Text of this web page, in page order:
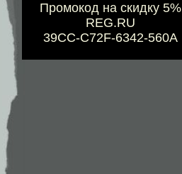
Промокод на скидку 5%
REG.RU
39CC-C72F-6342-560A